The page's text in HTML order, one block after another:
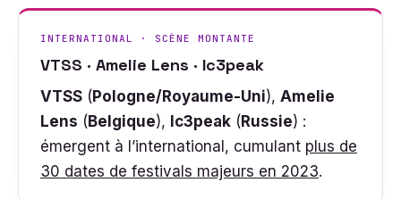
INTERNATIONAL · SCÈNE MONTANTE
VTSS · Amelie Lens · Ic3peak
VTSS ( Pologne/Royaume-Uni), Amelie
Lens ( Belgique), Ic3peak ( Russie) :
émergent à l’international, cumulant plus de
30 dates de festivals majeurs en 2023.